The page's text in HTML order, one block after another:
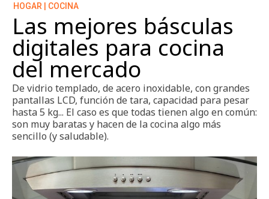
HOGAR | COCINA
Las mejores básculas
digitales para cocina
del mercado
De vidrio templado, de acero inoxidable, con grandes
pantallas LCD, función de tara, capacidad para pesar
hasta 5 kg... El caso es que todas tienen algo en común:
son muy baratas y hacen de la cocina algo más
sencillo (y saludable).